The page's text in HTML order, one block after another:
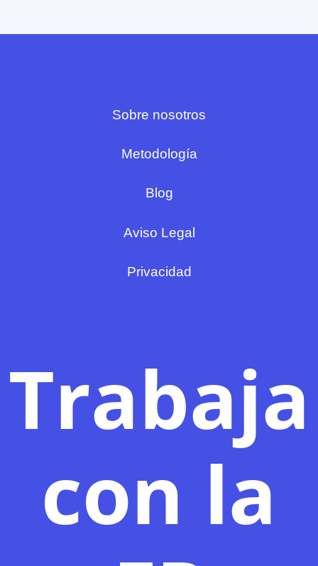
Sobre nosotros
Metodología
Blog
Aviso Legal
Privacidad
Trabaja
con la